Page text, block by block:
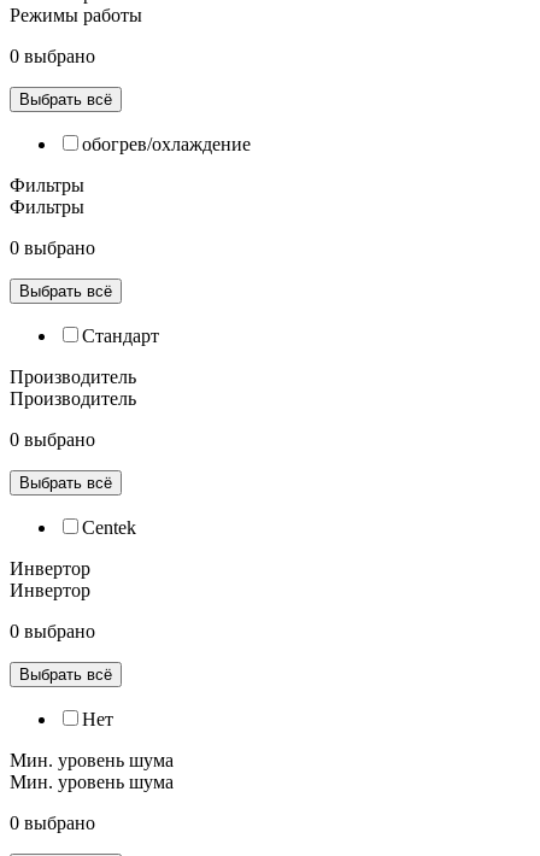
Режимы работы
0 выбрано
Выбрать всё
обогрев/охлаждение
Фильтры
Фильтры
0 выбрано
Выбрать всё
Cтандарт
Производитель
Производитель
0 выбрано
Выбрать всё
Centek
Инвертор
Инвертор
0 выбрано
Выбрать всё
Нет
Мин. уровень шума
Мин. уровень шума
0 выбрано